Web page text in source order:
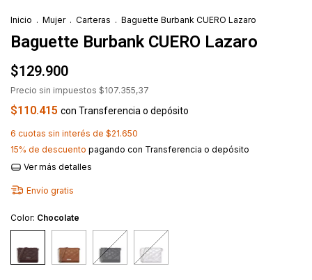
Inicio . Mujer . Carteras . Baguette Burbank CUERO Lazaro
Baguette Burbank CUERO Lazaro
$129.900
Precio sin impuestos $107.355,37
$110.415 con Transferencia o depósito
6 cuotas sin interés de $21.650
15% de descuento pagando con Transferencia o depósito
Ver más detalles
Envío gratis
Color: Chocolate